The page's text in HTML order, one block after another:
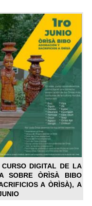
DIGITAL DE LA
SOBRE ÒRÌSÀ BIBO
A ÒRÌSÀ), A